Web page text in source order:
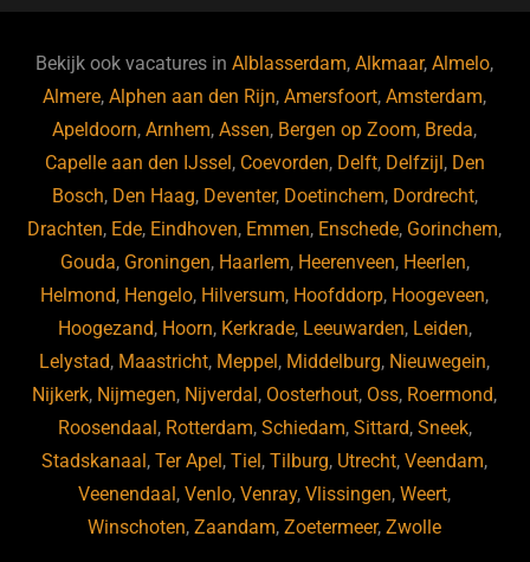
b
o
o
k
ky dI
n
Bekijk ook vacatures inAlblasserdam,Alkmaar,Almelo,
Almere,Alphen aan den Rijn,Amersfoort,Amsterdam,
Apeldoorn,Arnhem,Assen, Bergen op Zoom, Breda,
Capelle aan den IJssel, Coevorden, Delft, Delfzijl, Den
Bosch, Den Haag, Deventer, Doetinchem, Dordrecht,
Drachten, Ede, Eindhoven, Emmen, Enschede, Gorinchem,
Gouda, Groningen, Haarlem, Heerenveen, Heerlen,
Helmond, Hengelo, Hilversum, Hoofddorp, Hoogeveen,
Hoogezand, Hoorn, Kerkrade, Leeuwarden, Leiden,
Lelystad, Maastricht, Meppel, Middelburg, Nieuwegein,
Nijkerk, Nijmegen, Nijverdal, Oosterhout, Oss, Roermond,
Roosendaal, Rotterdam, Schiedam, Sittard, Sneek,
Stadskanaal,Ter Apel,Tiel,Tilburg, Utrecht,Veendam,
Veenendaal,Venlo,Venray,Vlissingen,Weert,
Winschoten,Zaandam,Zoetermeer,Zwolle